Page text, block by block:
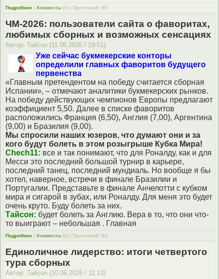
Подробнее | Комменты (0) | Прочтений: 85
ЧМ-2026: пользователи сайта о фаворитах,
любимых сборных и возможных сенсациях
Автор: Тайсон (11.06.2026 / 19:51)
Уже сейчас букмекерские конторы
определили главных фаворитов будущего
первенства
«Главным претендентом на победу считается сборная
Испании», – отмечают аналитики букмекерских рынков.
На победу действующих чемпионов Европы предлагают
коэффициент 5,50. Далее в списке фаворитов
расположились Франция (6,50), Англия (7,00), Аргентина
(9,00) и Бразилия (9,00).
Мы спросили наших юзеров, что думают они и за
кого будут болеть в этом розыгрыше Кубка Мира!
Chech11: все и так понимают, что для Роналду, как и для
Месси это последний большой турнир в карьере,
последний танец, последний мундиаль. Но вообще я бы
хотел, наверное, встречи в финале Бразилии и
Португалии. Представьте в финале Анчелотти с кубком
мира и сигарой в зубах, или Роналду. Для меня это будет
очень круто. Буду болеть за них.
Тайсон: будет болеть за Англию. Вера в то, что они что-
то выиграют – небольшая . Главная
Подробнее | Комменты (3) | Прочтений: 86
Единоличное лидерство: итоги четвертого
тура сборных
Автор: Тайсон (10.06.2026 / 11:13)